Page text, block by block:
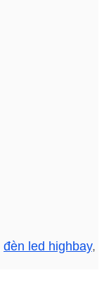
đèn led highbay,